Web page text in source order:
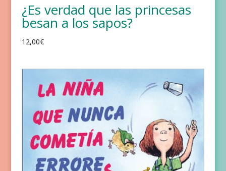
¿Es verdad que las princesas
besan a los sapos?
12,00€